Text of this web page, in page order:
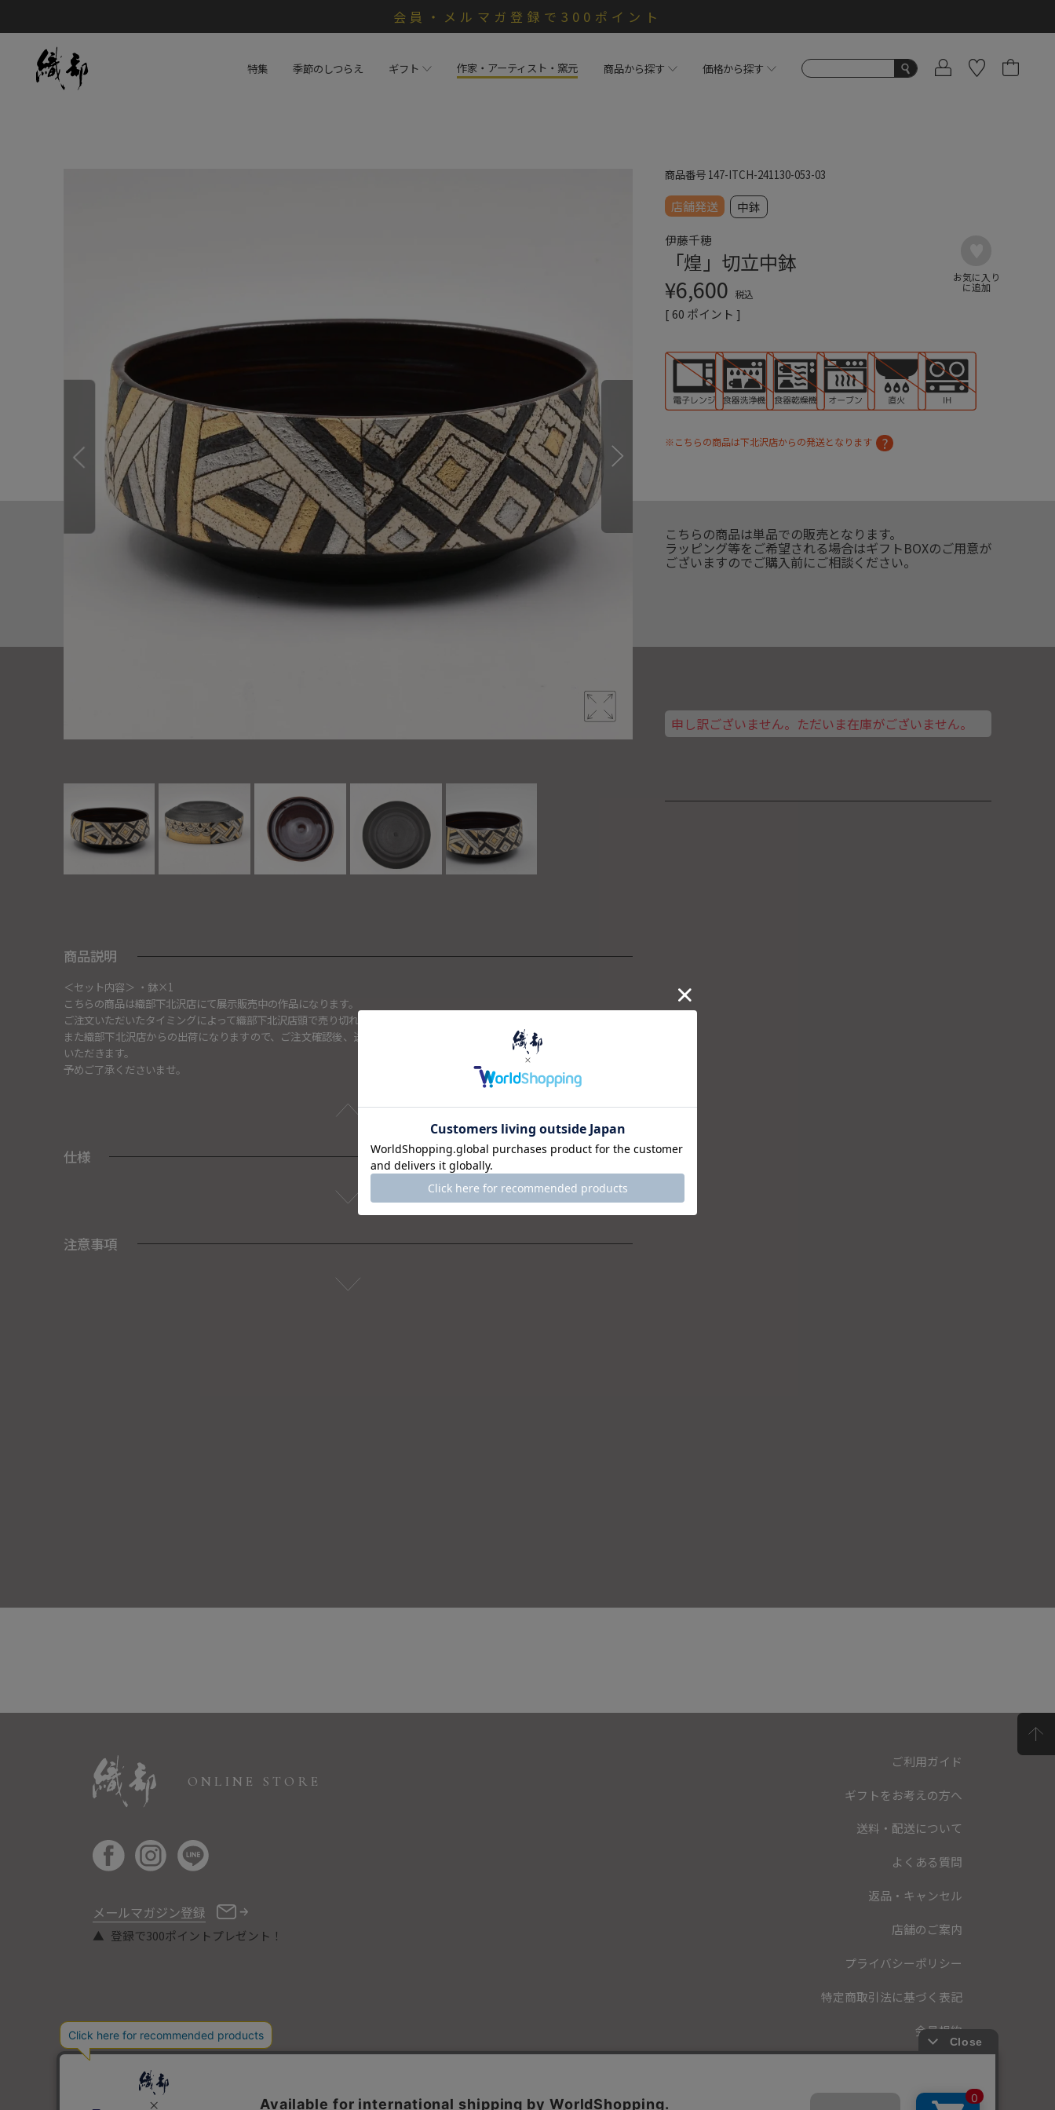
会員・メルマガ登録で300ポイント
特集 季節のしつらえ ギフト 作家・アーティスト・窯元 商品から探す 価格から探す
商品説明
＜セット内容＞ ・鉢×1
こちらの商品は織部下北沢店にて展示販売中の作品になります。
ご注文いただいたタイミングによって織部下北沢店頭で売り切れた場合は、キャンセルさせて頂きます。
また織部下北沢店からの出荷になりますので、ご注文確認後、送料を再計算し改めてご請求金額についてのご連絡をさせて
いただきます。
予めご了承くださいませ。
仕様
注意事項
商品番号 147-ITCH-241130-053-03
店舗発送 中鉢
伊藤千穂
「煌」切立中鉢
¥6,600 税込
[60 ポイント ]
※こちらの商品は下北沢店からの発送となります
こちらの商品は単品での販売となります。
ラッピング等をご希望される場合はギフトBOXのご用意が
ございますのでご購入前にご相談ください。
申し訳ございません。ただいま在庫がございません。
ONLINE STORE
メールマガジン登録
登録で300ポイントプレゼント！
ご利用ガイド
ギフトをお考えの方へ
送料・配送について
よくある質問
返品・キャンセル
店舗のご案内
プライバシーポリシー
特定商取引法に基づく表記
会員規約
COPYRIGHT © ORIBE ALL RIGHTS RESERVED.